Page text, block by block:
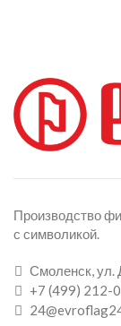
Производство
с символикой.
Смоленск, ул.
+7 (499) 212-